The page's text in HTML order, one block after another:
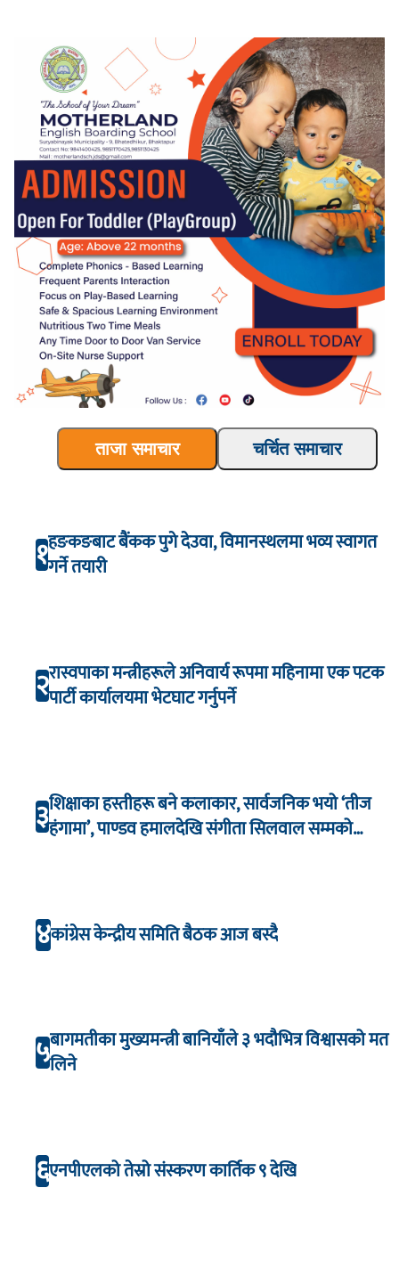
ताजा समाचार चर्चित समाचार
१हङकङबाट बैंकक पुगे देउवा, विमानस्थलमा भव्य स्वागत
गर्ने तयारी
२रास्वपाका मन्त्रीहरूले अनिवार्य रूपमा महिनामा एक पटक
पार्टी कार्यालयमा भेटघाट गर्नुपर्ने
३शिक्षाका हस्तीहरू बने कलाकार, सार्वजनिक भयो ‘तीज
हंगामा’, पाण्डव हमालदेखि संगीता सिलवाल सम्मको
४कांग्रेस केन्द्रीय समिति बैठक आज बस्दै
५बागमतीका मुख्यमन्त्री बानियाँले ३ भदौभित्र विश्वासको मत
लिने
६एनपीएलको तेस्रो संस्करण कार्तिक ९ देखि